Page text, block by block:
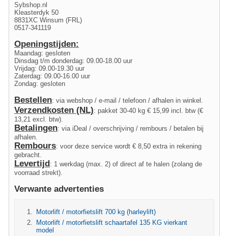
Sybshop.nl
Kleasterdyk 50
8831XC Winsum (FRL)
0517-341119
Openingstijden:
Maandag: gesloten
Dinsdag t/m donderdag: 09.00-18.00 uur
Vrijdag: 09.00-19.30 uur
Zaterdag: 09.00-16.00 uur
Zondag: gesloten
Bestellen: via webshop / e-mail / telefoon / afhalen in winkel.
Verzendkosten (NL): pakket 30-40 kg € 15,99 incl. btw (€
13,21 excl. btw).
Betalingen: via iDeal / overschrijving / rembours / betalen bij
afhalen.
Rembours: voor deze service wordt € 8,50 extra in rekening
gebracht.
Levertijd: 1 werkdag (max. 2) of direct af te halen (zolang de
voorraad strekt).
Verwante advertenties
Motorlift / motorfietslift 700 kg (harleylift)
Motorlift / motorfietslift schaartafel 135 KG vierkant
model